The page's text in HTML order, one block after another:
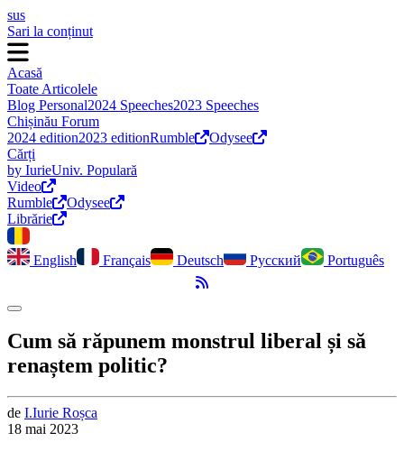
sus
Sari la conținut
Acasă
Toate Articolele
Blog Personal2024 Speeches2023 Speeches
Chișinău Forum
2024 edition2023 editionRumble
Odysee
Cărți
by IurieUniv. Populară
Video
Rumble
Odysee
Librărie
English Français Deutsch Русский
Português
Flux RSS
Comută modul întunecat
Cum să răpunem monstrul liberal și să
renaștem politic?
de I.Iurie Roșca
18 mai 2023